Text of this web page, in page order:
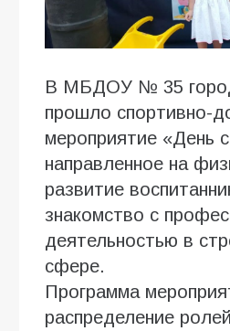
В МБДОУ № 35
прошло спортивно-
мероприятие «День
направленное на
развитие
знакомство с
деятельностью в
сфере.
Программа
распределение